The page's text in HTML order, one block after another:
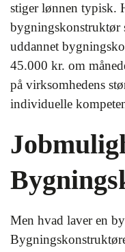
stiger lønnen typisk.
bygningskonstruktør
uddannet
45.000 kr. om
på virksomhedens
individuelle
Men hvad laver en